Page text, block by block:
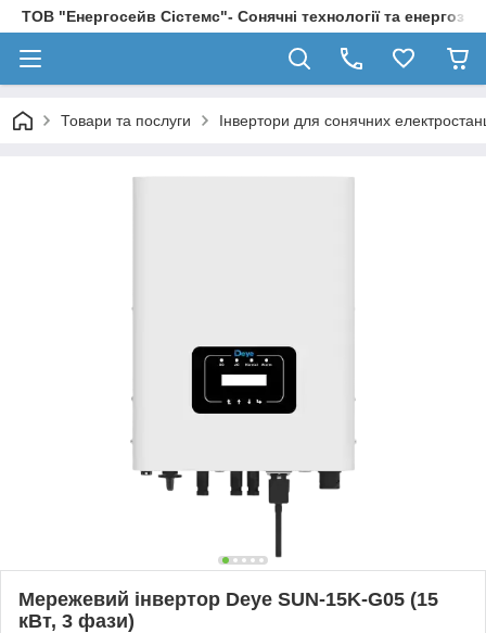
ТОВ "Енергосейв Сістемс"- Сонячні технології та
Товари та послуги Інвертори для сонячних
Мережевий інвертор Deye SUN-15K-G05 (15
кВт, 3 фази)